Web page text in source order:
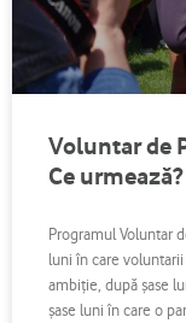
Voluntar de
Ce urmează?
Programul Voluntar
luni în care
ambiţie, după şase
şase luni în care o